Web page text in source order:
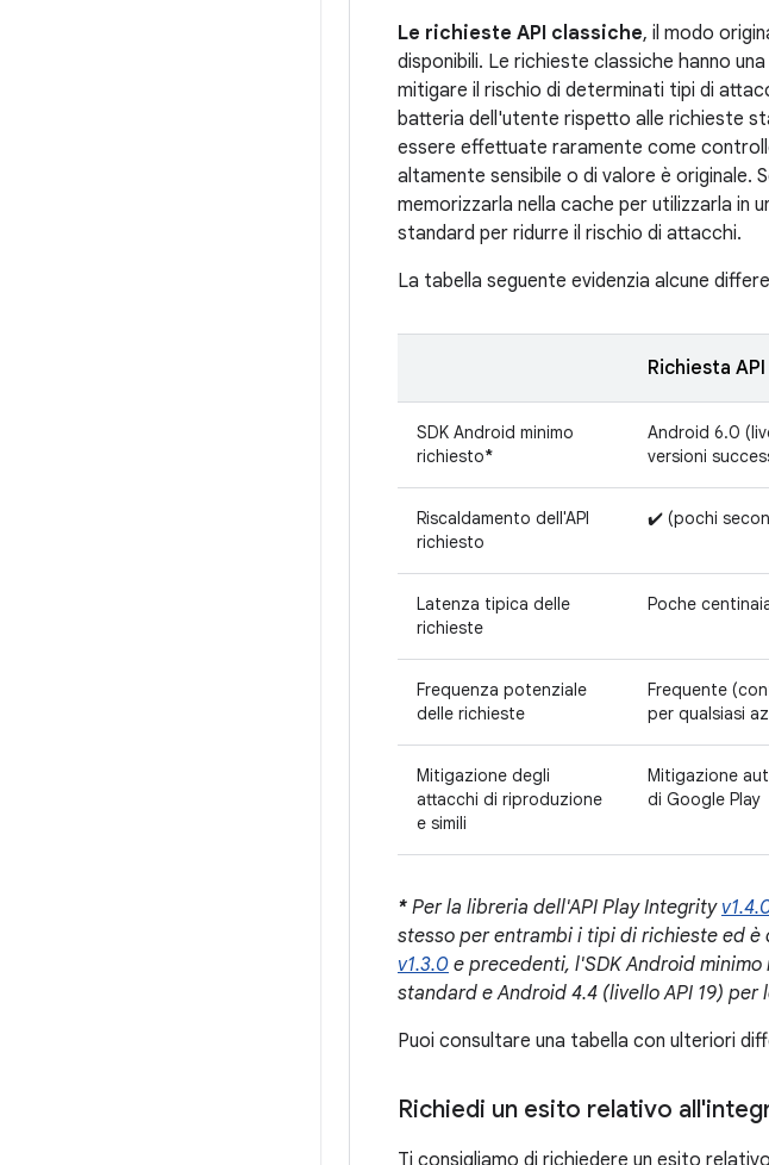
Le richieste API classiche, il modo
disponibili. Le richieste classiche hanno
mitigare il rischio di determinati tipi di
batteria dell'utente rispetto alle richieste
essere effettuate raramente come
altamente sensibile o di valore è originale.
memorizzarla nella cache per utilizzarla in
standard per ridurre il rischio di attacchi.
La tabella seguente evidenzia alcune
Richiesta
SDK Android minimo
richiesto*
Android 6.0
versioni
Riscaldamento dell'API
richiesto
✔️ (pochi
Latenza tipica delle
richieste
Poche
Frequenza potenziale
delle richieste
Frequente
per qualsiasi
Mitigazione degli
attacchi di riproduzione
e simili
Mitigazione
di Google Play
* Per la libreria dell'API Play Integrity
stesso per entrambi i tipi di richieste ed è
v1.3.0 e precedenti, l'SDK Android
standard e Android 4.4 (livello API 19) per
Puoi consultare una tabella con ulteriori
Richiedi un esito relativo